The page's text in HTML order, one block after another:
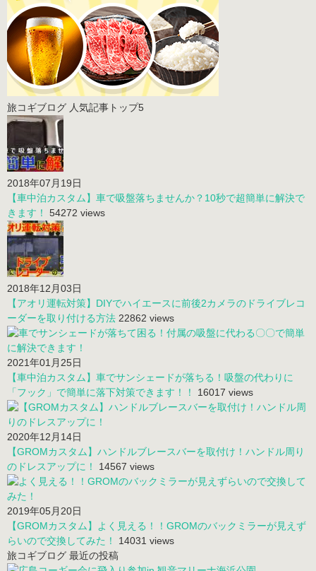
旅コギブログ 人気記事トップ5
2018年07月19日
【車中泊カスタム】車で吸盤落ちませんか？10秒で超簡単に解決で
きます！ 54272 views
2018年12月03日
【アオリ運転対策】DIYでハイエースに前後2カメラのドライブレコ
ーダーを取り付ける方法 22862 views
2021年01月25日
【車中泊カスタム】車でサンシェードが落ちる！吸盤の代わりに
「フック」で簡単に落下対策できます！！ 16017 views
2020年12月14日
【GROMカスタム】ハンドルブレースバーを取付け！ハンドル周り
のドレスアップに！ 14567 views
2019年05月20日
【GROMカスタム】よく見える！！GROMのバックミラーが見えず
らいので交換してみた！ 14031 views
旅コギブログ 最近の投稿